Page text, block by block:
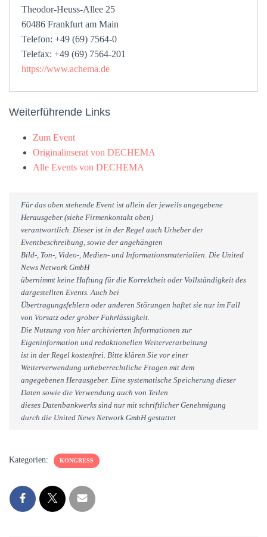
Theodor-Heuss-Allee 25
60486 Frankfurt am Main
Telefon: +49 (69) 7564-0
Telefax: +49 (69) 7564-201
https://www.achema.de
Weiterführende Links
Zum Event
Originalinserat von DECHEMA
Alle Events von DECHEMA
Für das oben stehende Event ist allein der jeweils angegebene
Herausgeber (siehe Firmenkontakt oben)
verantwortlich. Dieser ist in der Regel auch Urheber der
Eventbeschreibung, sowie der angehängten
Bild-, Ton-, Video-, Medien- und Informationsmaterialien. Die United
News Network GmbH
übernimmt keine Haftung für die Korrektheit oder Vollständigkeit des
dargestellten Events. Auch bei
Übertragungsfehlern oder anderen Störungen haftet sie nur im Fall
von Vorsatz oder grober Fahrlässigkeit.
Die Nutzung von hier archivierten Informationen zur
Eigeninformation und redaktionellen Weiterverarbeitung
ist in der Regel kostenfrei. Bitte klären Sie vor einer
Weiterverwendung urheberrechtliche Fragen mit dem
angegebenen Herausgeber. Eine systematische Speicherung dieser
Daten sowie die Verwendung auch von Teilen
dieses Datenbankwerks sind nur mit schriftlicher Genehmigung
durch die United News Network GmbH gestattet
Kategorien: KONGRESS